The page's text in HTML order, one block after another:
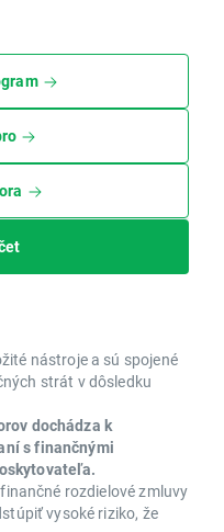
nástroje a sú spojené
strát v dôsledku
dochádza k
s finančnými
rozdielové zmluvy
vysoké riziko, že